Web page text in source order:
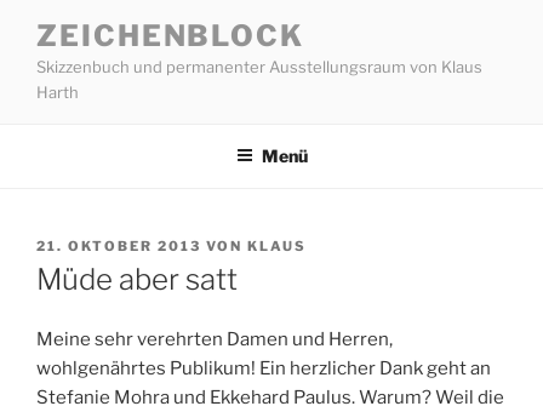
Inhalt
springen
ZEICHENBLOCK
Skizzenbuch und permanenter Ausstellungsraum von Klaus
Harth
Menü
VERÖFFENTLICHT
AM
21. OKTOBER 2013 VON KLAUS
Müde aber satt
Meine sehr verehrten Damen und Herren,
wohlgenährtes Publikum! Ein herzlicher Dank geht an
Stefanie Mohra und Ekkehard Paulus. Warum? Weil die